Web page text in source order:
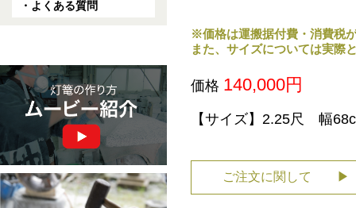
・よくある質問
※価格は運搬据付費・消費税
また、サイズについては実際
価格 140,000円
【サイズ】2.25尺 幅
ご注文に関して ▶